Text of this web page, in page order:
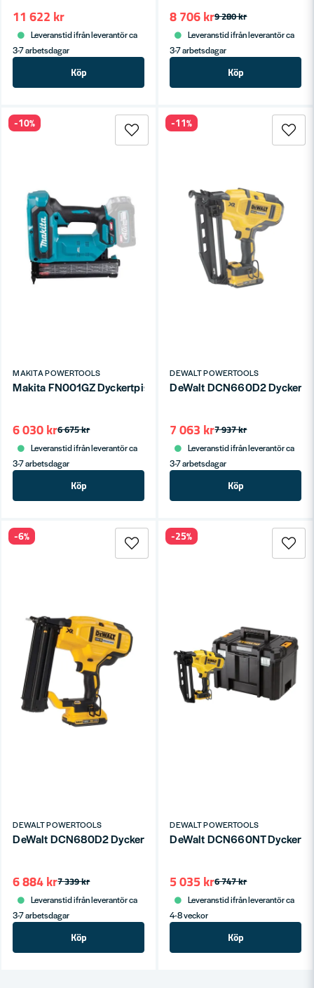
11 622 kr
Leveranstid ifrån leverantör ca
3-7 arbetsdagar
Köp
9 280 kr
8 706 kr
Leveranstid ifrån leverantör ca
3-7 arbetsdagar
Köp
MAKITA POWERTOOLS
Makita FN001GZ Dyckertpistol XGT® 40V 15-40mm 1,2mm
6 675 kr
6 030 kr
Leveranstid ifrån leverantör ca
3-7 arbetsdagar
Köp
-10%
DEWALT POWERTOOLS
DeWalt DCN660D2
7 937 kr
7 063 kr
Leveranstid ifrån leverantör ca
3-7 arbetsdagar
Köp
-11%
DEWALT POWERTOOLS
DeWalt DCN680D2 Dyckertpistol 1,2mm 18V XR (2x2,0ah)
7 339 kr
6 884 kr
Leveranstid ifrån leverantör ca
3-7 arbetsdagar
Köp
-6%
DEWALT POWERTOOLS
DeWalt DCN660NT
6 747 kr
5 035 kr
Leveranstid ifrån leverantör ca
4-8 veckor
Köp
-25%